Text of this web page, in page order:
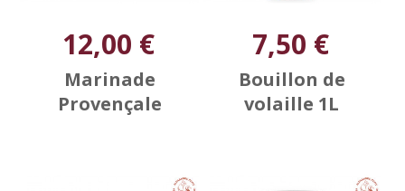
12,00 €
Marinade
Provençale
7,50 €
Bouillon de
volaille 1L